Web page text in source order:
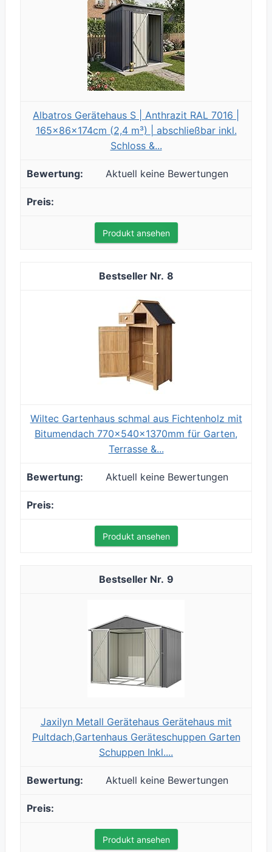
Albatros Gerätehaus S | Anthrazit RAL 7016 |
165x86x174cm (2,4 m³) | abschließbar inkl.
Schloss &...
Aktuell keine Bewertungen
Produkt ansehen
8
Wiltec Gartenhaus schmal aus Fichtenholz mit
Bitumendach 770x540x1370mm für Garten,
Terrasse &...
Aktuell keine Bewertungen
Produkt ansehen
9
Jaxilyn Metall Gerätehaus Gerätehaus mit
Pultdach,Gartenhaus Geräteschuppen Garten
Schuppen Inkl....
Aktuell keine Bewertungen
Produkt ansehen